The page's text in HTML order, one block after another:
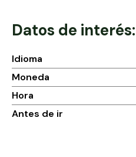
Datos de interés:
Idioma
Moneda
Hora
Antes de ir